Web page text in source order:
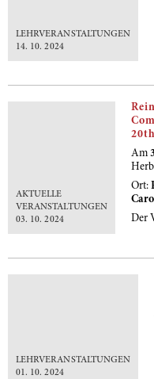
LEHRVERANSTALTUNGEN
14. 10. 2024
AKTUELLE
VERANSTALTUNGEN
03. 10. 2024
Am
Ort:
Der
LEHRVERANSTALTUNGEN
01. 10. 2024